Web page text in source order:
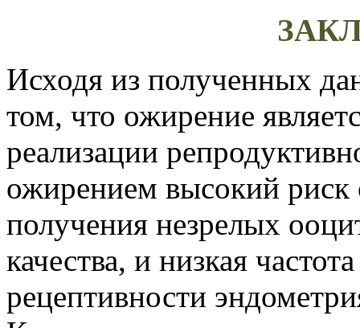
Исходя из полученных
том, что ожирение
реализации
ожирением высокий
получения незрелых
качества, и низкая
рецептивности